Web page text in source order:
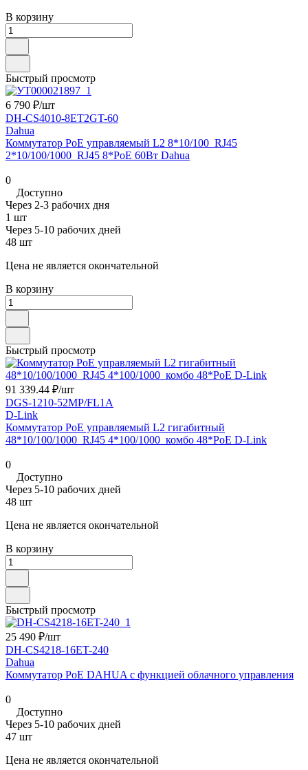
В корзину
Быстрый просмотр
6 790 ₽/шт
DH-CS4010-8ET2GT-60
Dahua
Коммутатор PoE управляемый L2 8*10/100_RJ45
2*10/100/1000_RJ45 8*PoE 60Вт Dahua
0
Доступно
Через 2-3 рабочих дня
1 шт
Через 5-10 рабочих дней
48 шт
Цена не является окончательной
В корзину
Быстрый просмотр
91 339.44 ₽/шт
DGS-1210-52MP/FL1A
D-Link
Коммутатор PoE управляемый L2 гигабитный
48*10/100/1000_RJ45 4*100/1000_комбо 48*PoE D-Link
0
Доступно
Через 5-10 рабочих дней
48 шт
Цена не является окончательной
В корзину
Быстрый просмотр
25 490 ₽/шт
DH-CS4218-16ET-240
Dahua
Коммутатор PoE DAHUA с функцией облачного управления
0
Доступно
Через 5-10 рабочих дней
47 шт
Цена не является окончательной